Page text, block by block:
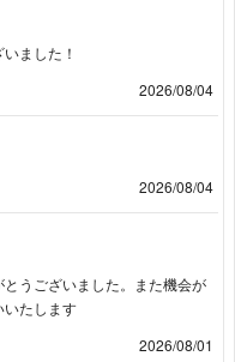
ました！
2026/08/04
2026/08/04
うございました。また機会が
いたします
2026/08/01